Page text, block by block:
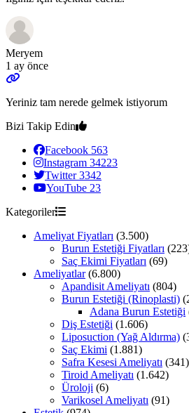
Meryem
1 ay önce
Yeriniz tam nerede gelmek istiyorum
Bizi Takip Edin
Facebook 563
Instagram 34223
Twitter 3342
YouTube 23
Kategoriler
Ameliyat Fiyatları (3.500)
Burun Estetiği Fiyatları
Saç Ekimi Fiyatları (69)
Ameliyatlar(6.800)
Apandisit Ameliyatı (804)
Burun Estetiği (Rinoplasti)
Adana Burun Estetiği
Diş Estetiği (1.606)
Liposuction (Yağ Aldırma)
Saç Ekimi (1.881)
Safra Kesesi Ameliyatı (341)
Tiroid Ameliyatı (1.642)
Üroloji (6)
Varikosel Ameliyatı (91)